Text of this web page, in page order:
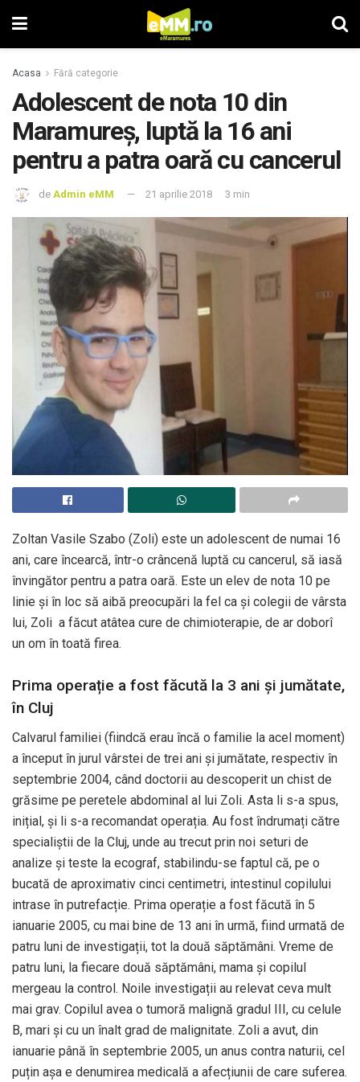
Acasa Fără categorie
Adolescent de nota 10 din
Maramureş, luptă la 16 ani
pentru a patra oară cu cancerul
de Admin eMM 21 aprilie 2018 3 min
Zoltan Vasile Szabo (Zoli) este un adolescent de numai 16
ani, care încearcă, într-o crâncenă luptă cu cancerul, să iasă
învingător pentru a patra oară. Este un elev de nota 10 pe
linie şi în loc să aibă preocupări la fel ca şi colegii de vârsta
lui, Zoli a făcut atâtea cure de chimioterapie, de ar doborî
un om în toată firea.
Prima operație a fost făcută la 3 ani și jumătate,
în Cluj
Calvarul familiei (fiindcă erau încă o familie la acel moment)
a început în jurul vârstei de trei ani și jumătate, respectiv în
septembrie 2004, când doctorii au descoperit un chist de
grăsime pe peretele abdominal al lui Zoli. Asta li s-a spus,
inițial, și li s-a recomandat operația. Au fost îndrumați către
specialiștii de la Cluj, unde au trecut prin noi seturi de
analize și teste la ecograf, stabilindu-se faptul că, pe o
bucată de aproximativ cinci centimetri, intestinul copilului
intrase în putrefacție. Prima operație a fost făcută în 5
ianuarie 2005, cu mai bine de 13 ani în urmă, fiind urmată de
patru luni de investigații, tot la două săptămâni. Vreme de
patru luni, la fiecare două săptămâni, mama și copilul
mergeau la control. Noile investigații au relevat ceva mult
mai grav. Copilul avea o tumoră malignă gradul III, cu celule
B, mari și cu un înalt grad de malignitate. Zoli a avut, din
ianuarie până în septembrie 2005, un anus contra naturii, cel
puțin așa e denumirea medicală a afecțiunii de care suferea.